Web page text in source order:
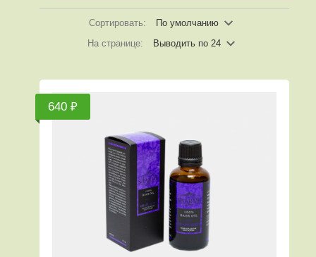
Сортировать:
По умолчанию
На странице:
Выводить по 24
640 ₽